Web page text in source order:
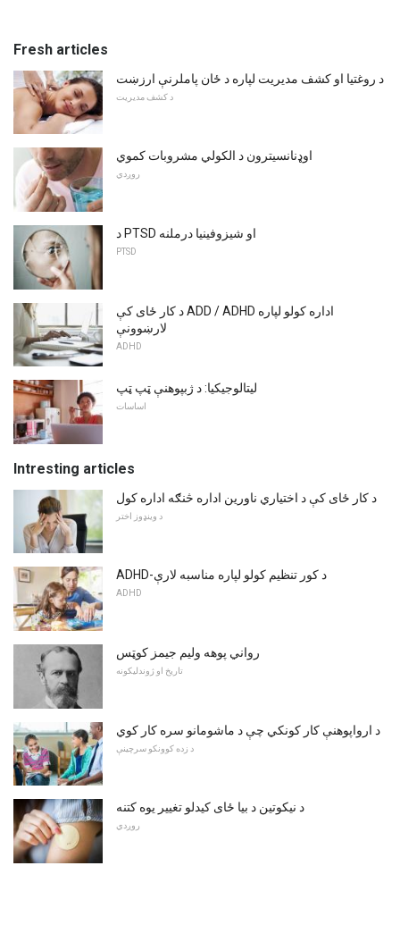
Fresh articles
د روغتیا او کشف مدیریت لپاره د ځان پاملرنې ارزښت
د کشف مدیریت
اوډنانسیترون د الکولي مشروبات کموي
روږدي
د PTSD او شیزوفینیا درملنه
PTSD
د کار ځای کې ADD / ADHD اداره کولو لپاره
لارښوونې
ADHD
لیتالوجیکیا: د ژبپوهنې ټپ ټپ
اساسات
Intresting articles
د کار ځای کې د اختیاري ناورین اداره څنګه اداره کول
د وینډوز اختر
ADHD-د کور تنظیم کولو لپاره مناسبه لارې
ADHD
رواني پوهه ولیم جیمز کوټس
تاریخ او ژوندلیکونه
د ارواپوهنې کار کونکي چې د ماشومانو سره کار کوي
د زده کوونکو سرچینې
د نیکوتین د بیا ځای کیدلو تغییر یوه کتنه
روږدي